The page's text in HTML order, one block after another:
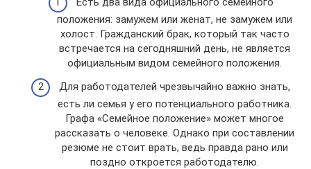
положения: замужем или женат, не замужем или
холост. Гражданский брак, который так часто
встречается на сегодняшний день, не является
официальным видом семейного положения.
Для работодателей чрезвычайно важно знать,
есть ли семья у его потенциального работника.
Графа «Семейное положение» может многое
рассказать о человеке. Однако при составлении
резюме не стоит врать, ведь правда рано или
поздно откроется работодателю.